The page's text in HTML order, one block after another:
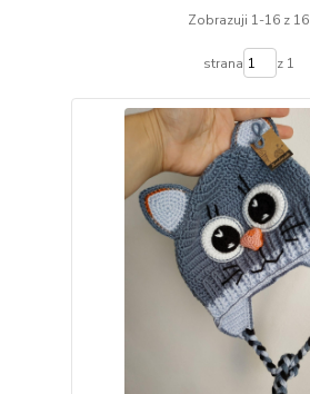
Zobrazuji 1-16 z 16
strana z 1